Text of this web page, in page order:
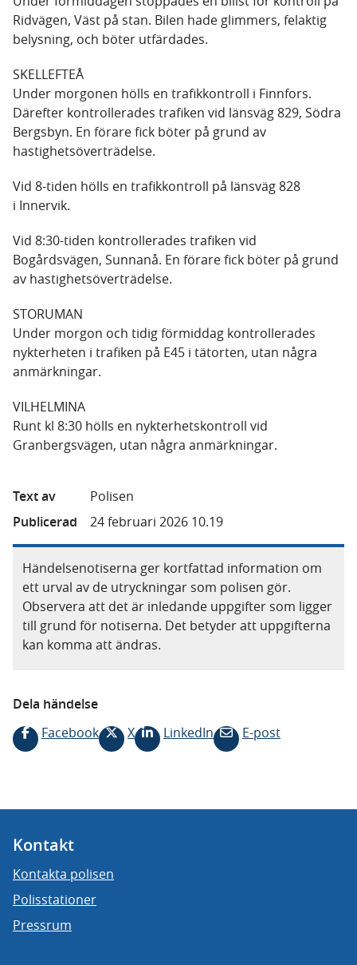
Ridvägen, Väst på stan. Bilen hade glimmers, felaktig
belysning, och böter utfärdades.
SKELLEFTEÅ
Under morgonen hölls en trafikkontroll i Finnfors.
Därefter kontrollerades trafiken vid länsväg 829, Södra
Bergsbyn. En förare fick böter på grund av
hastighetsöverträdelse.
Vid 8-tiden hölls en trafikkontroll på länsväg 828
i Innervik.
Vid 8:30-tiden kontrollerades trafiken vid
Bogårdsvägen, Sunnanå. En förare fick böter på grund
av hastighetsöverträdelse.
STORUMAN
Under morgon och tidig förmiddag kontrollerades
nykterheten i trafiken på E45 i tätorten, utan några
anmärkningar.
VILHELMINA
Runt kl 8:30 hölls en nykterhetskontroll vid
Granbergsvägen, utan några anmärkningar.
Text av
Polisen
Publicerad
24 februari 2026 10.19
Händelsenotiserna ger kortfattad information om
ett urval av de utryckningar som polisen gör.
Observera att det är inledande uppgifter som ligger
till grund för notiserna. Det betyder att uppgifterna
kan komma att ändras.
Dela händelse
Facebook
X LinkedIn E-post
Kontakt
Kontakta polisen
Polisstationer
Pressrum